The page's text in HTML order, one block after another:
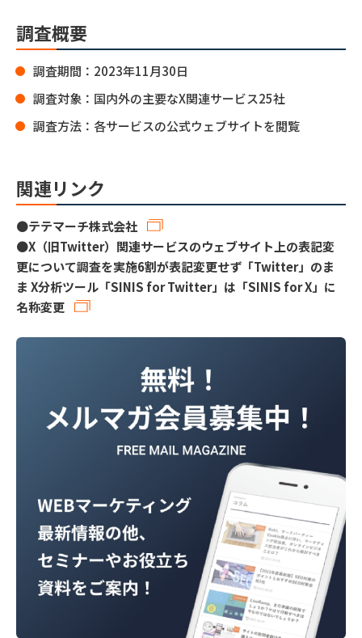
調査概要
調査期間：2023年11月30日
調査対象：国内外の主要なX関連サービス25社
調査方法：各サービスの公式ウェブサイトを閲覧
関連リンク
●テテマーチ株式会社
●X（旧Twitter）関連サービスのウェブサイト上の表記変
更について調査を実施6割が表記変更せず「Twitter」のま
ま X分析ツール「SINIS for Twitter」は「SINIS for X」に
名称変更